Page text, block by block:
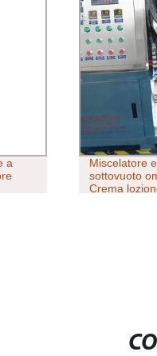
a
Miscelatore
sottovuoto
Crema